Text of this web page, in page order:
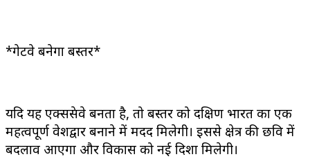
*गेटवे बनेगा बस्तर*
यदि यह एक्सप्रेसवे बनता है, तो बस्तर को दक्षिण भारत का एक
महत्वपूर्ण प्रवेशद्वार बनाने में मदद मिलेगी। इससे क्षेत्र की छवि में
बदलाव आएगा और विकास को नई दिशा मिलेगी।